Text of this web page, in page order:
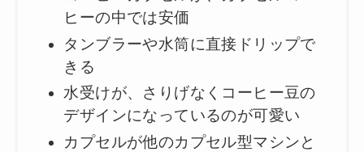
ヒーの中では安価
タンブラーや水筒に直接ドリップで
きる
水受けが、さりげなくコーヒー豆の
デザインになっているのが可愛い
カプセルが他のカプセル型マシンと